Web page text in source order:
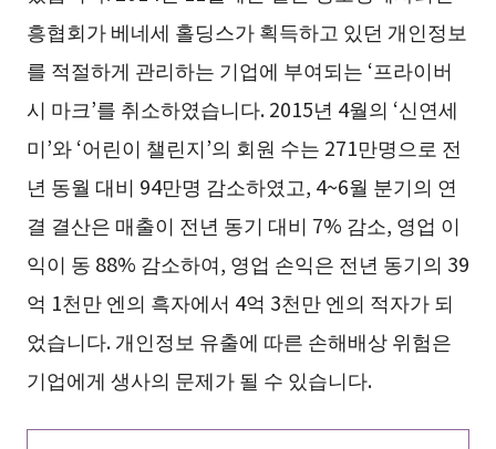
흥협회가 베네세 홀딩스가 획득하고 있던 개인정보
를 적절하게 관리하는 기업에 부여되는 ‘프라이버
시 마크’를 취소하였습니다. 2015년 4월의 ‘신연세
미’와 ‘어린이 챌린지’의 회원 수는 271만명으로 전
년 동월 대비 94만명 감소하였고, 4~6월 분기의 연
결 결산은 매출이 전년 동기 대비 7% 감소, 영업 이
익이 동 88% 감소하여, 영업 손익은 전년 동기의 39
억 1천만 엔의 흑자에서 4억 3천만 엔의 적자가 되
었습니다. 개인정보 유출에 따른 손해배상 위험은
기업에게 생사의 문제가 될 수 있습니다.